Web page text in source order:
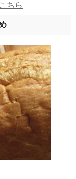
ちら